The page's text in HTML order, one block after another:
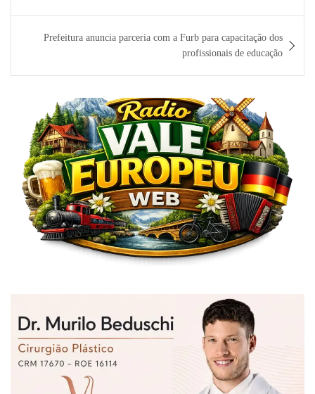
Post
Prefeitura anuncia parceria com a Furb para capacitação dos
profissionais de educação